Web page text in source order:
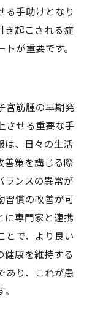
る手助けとなり
き起こされる症
が重要です。
宮筋腫の早期発
させる重要な手
は、日々の生活
善策を講じる際
ランスの異常が
習慣の改善が可
に専門家と連携
とで、より良い
健康を維持する
あり、これが患